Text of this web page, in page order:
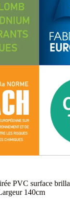
PVC surface
140cm